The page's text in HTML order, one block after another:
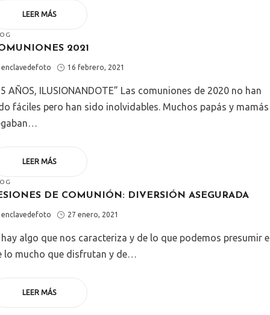
LEER MÁS
2021
by
enclavedefoto
Posted
16 febrero, 2021
AÑOS, ILUSIONANDOTE” Las comuniones de 2020 no han
fáciles pero han sido inolvidables. Muchos papás y mamás
LEER MÁS
DE COMUNIÓN: DIVERSIÓN ASEGURADA
by
enclavedefoto
Posted
27 enero, 2021
hay algo que nos caracteriza y de lo que podemos presumir
lo mucho que disfrutan y de…
LEER MÁS